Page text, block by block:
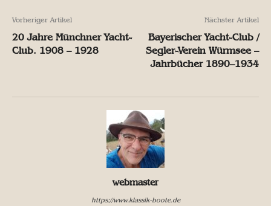
Vorheriger Artikel
20 Jahre Münchner Yacht-
Club. 1908 – 1928
Nächster Artikel
Bayerischer Yacht-Club /
Segler-Verein Würmsee –
Jahrbücher 1890–1934
webmaster
https://www.klassik-boote.de